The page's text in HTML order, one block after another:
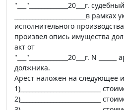
"___"_____________20___г.
________________________в
исполнительного производства
произвел опись имущества
акт от
"___"_____________20___г. N
должника.
Арест наложен на следующее
1)___________________________
2)___________________________